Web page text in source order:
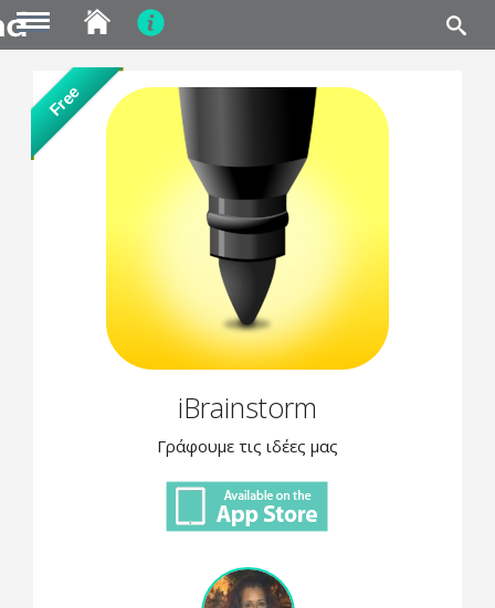
content
Free
iBrainstorm
Γράφουμε τις ιδέες μας